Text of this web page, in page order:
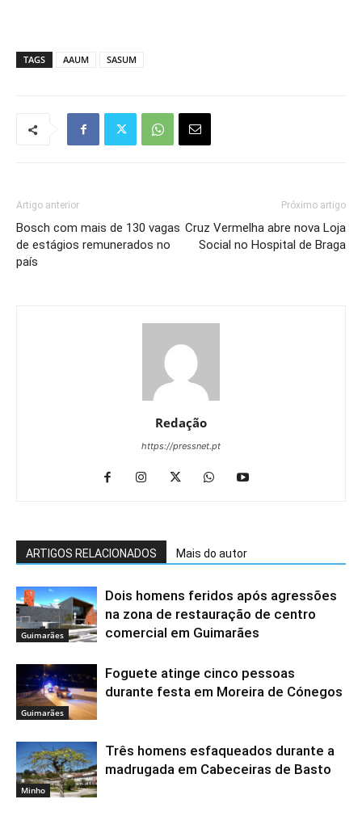
TAGS AAUM SASUM
Artigo anterior
Bosch com mais de 130 vagas
de estágios remunerados no
país
Próximo artigo
Cruz Vermelha abre nova Loja
Social no Hospital de Braga
Redação
https://pressnet.pt
ARTIGOS RELACIONADOS Mais do autor
Guimarães
Dois homens feridos após agressões
na zona de restauração de centro
comercial em Guimarães
Guimarães
Foguete atinge cinco pessoas
durante festa em Moreira de Cónegos
Minho
Três homens esfaqueados durante a
madrugada em Cabeceiras de Basto